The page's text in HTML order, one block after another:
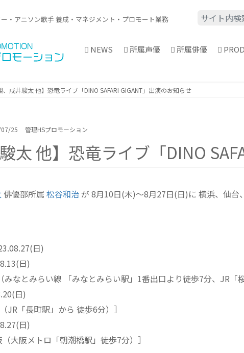
・アニソン歌手 養成・ マネジメント・プロモート業務
NEWS 所属声優 所属俳優
、戌井駿太 他】恐竜ライブ「DINO SAFARI GIGANT」出演のお知らせ
25 管理HSプロモーション
太 他】恐竜ライブ「DINO
俳優部所属 松谷和治が 8月10日(木)〜8月27日(日)に 横浜、仙台
日)
日)
みなとみらい線 「みなとみらい駅」1番出口より徒歩7分、JR「
日)
JR「長町駅」から 徒歩6分）］
日)
大阪メトロ「朝潮橋駅」徒歩7分）］